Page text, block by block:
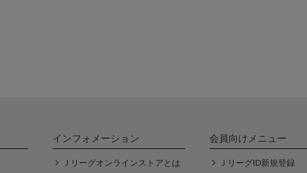
インフォメーション
Ｊリーグオンラインストアとは
会員向けメニュー
ＪリーグID新規登録